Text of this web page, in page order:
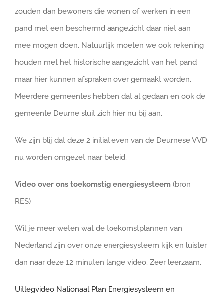
zouden dan bewoners die wonen of werken in een
pand met een beschermd aangezicht daar niet aan
mee mogen doen. Natuurlijk moeten we ook rekening
houden met het historische aangezicht van het pand
maar hier kunnen afspraken over gemaakt worden.
Meerdere gemeentes hebben dat al gedaan en ook de
gemeente Deurne sluit zich hier nu bij aan.
We zijn blij dat deze 2 initiatieven van de Deurnese VVD
nu worden omgezet naar beleid.
Video over ons toekomstig energiesysteem (bron
RES)
Wil je meer weten wat de toekomstplannen van
Nederland zijn over onze energiesysteem kijk en luister
dan naar deze 12 minuten lange video. Zeer leerzaam.
Uitlegvideo Nationaal Plan Energiesysteem en